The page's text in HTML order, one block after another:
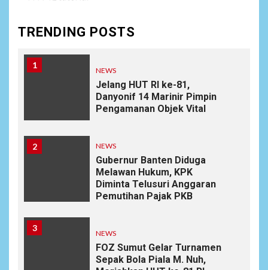
TRENDING POSTS
1
NEWS
Jelang HUT RI ke-81,
Danyonif 14 Marinir Pimpin
Pengamanan Objek Vital
2 NEWS
Gubernur Banten Diduga
Melawan Hukum, KPK
Diminta Telusuri Anggaran
Pemutihan Pajak PKB
3
NEWS
FOZ Sumut Gelar Turnamen
Sepak Bola Piala M. Nuh,